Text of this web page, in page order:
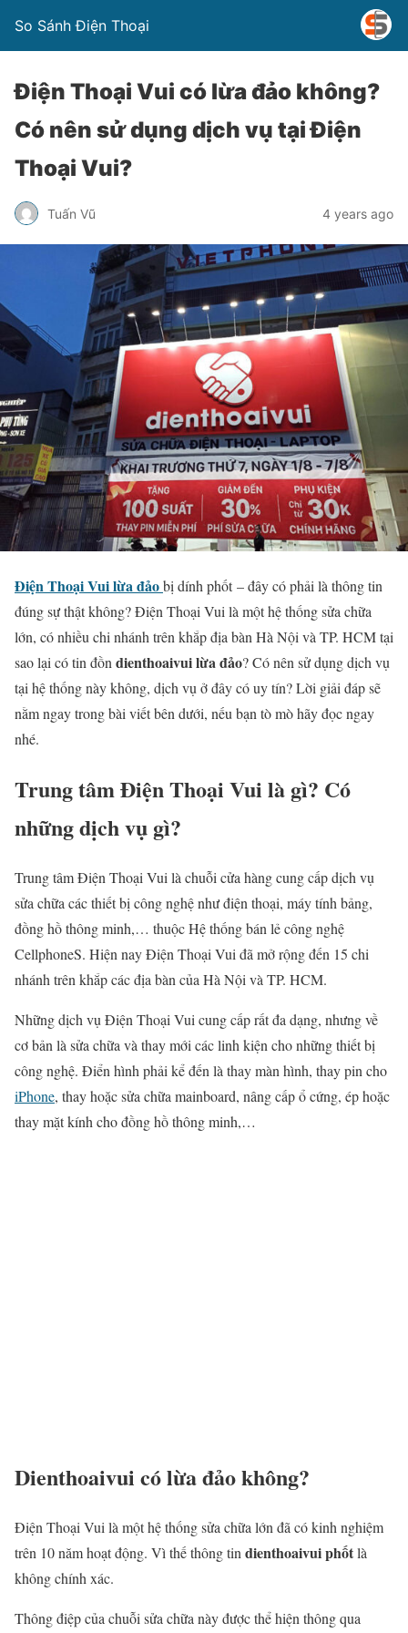
So Sánh Điện Thoại
Điện Thoại Vui có lừa đảo không?
Có nên sử dụng dịch vụ tại Điện
Thoại Vui?
Tuấn Vũ 4 years ago
Điện Thoại Vui lừa đảobị dính phốt – đây có phải là thông tin
đúng sự thật không? Điện Thoại Vui là một hệ thống sửa chữa
lớn, có nhiều chi nhánh trên khắp địa bàn Hà Nội và TP. HCM tại
sao lại có tin đồn dienthoaivui lừa đảo? Có nên sử dụng dịch vụ
tại hệ thống này không, dịch vụ ở đây có uy tín? Lời giải đáp sẽ
nằm ngay trong bài viết bên dưới, nếu bạn tò mò hãy đọc ngay
nhé.
Trung tâm Điện Thoại Vui là gì? Có
những dịch vụ gì?
Trung tâm Điện Thoại Vui là chuỗi cửa hàng cung cấp dịch vụ
sửa chữa các thiết bị công nghệ như điện thoại, máy tính bảng,
đồng hồ thông minh,… thuộc Hệ thống bán lẻ công nghệ
CellphoneS. Hiện nay Điện Thoại Vui đã mở rộng đến 15 chi
nhánh trên khắp các địa bàn của Hà Nội và TP. HCM.
Những dịch vụ Điện Thoại Vui cung cấp rất đa dạng, nhưng về
cơ bản là sửa chữa và thay mới các linh kiện cho những thiết bị
công nghệ. Điển hình phải kể đến là thay màn hình, thay pin cho
iPhone, thay hoặc sửa chữa mainboard, nâng cấp ổ cứng, ép hoặc
thay mặt kính cho đồng hồ thông minh,…
Dienthoaivui có lừa đảo không?
Điện Thoại Vui là một hệ thống sửa chữa lớn đã có kinh nghiệm
trên 10 năm hoạt động. Vì thế thông tindienthoaivui phốtlà
không chính xác.
Thông điệp của chuỗi sửa chữa này được thể hiện thông qua